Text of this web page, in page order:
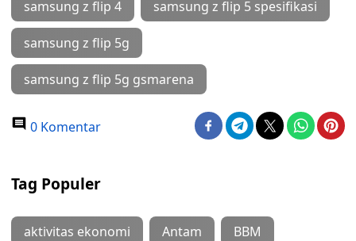
samsung z flip 4 samsung z flip 5 spesifikasi
samsung z flip 5g
samsung z flip 5g gsmarena
0 Komentar
Tag Populer
aktivitas ekonomi Antam BBM